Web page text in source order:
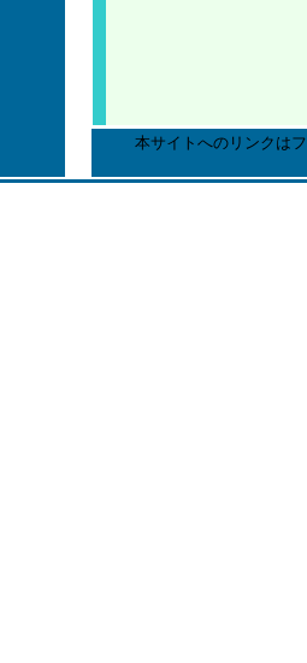
本サイトへのリンクは